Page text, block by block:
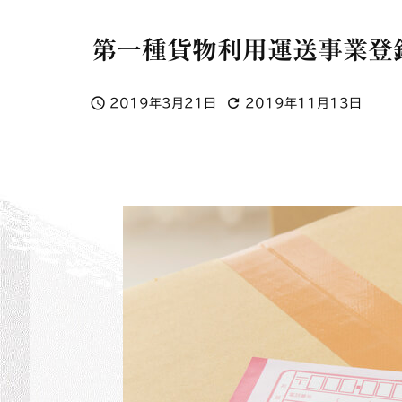
第一種貨物利用運送事業登
 2019年3月21日  2019年11月13日